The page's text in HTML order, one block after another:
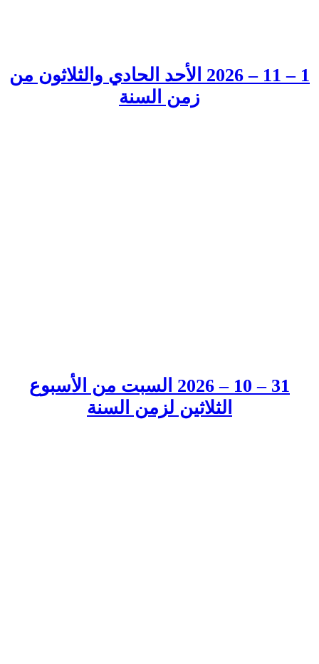
1 – 11 – 2026 الأحد الحادي والثلاثون من
زمن السنة
31 – 10 – 2026 السبت من الأسبوع
الثلاثين لزمن السنة